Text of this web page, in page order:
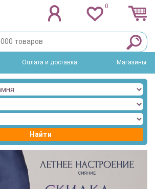
0
Оплата и доставка Магазины
Найти